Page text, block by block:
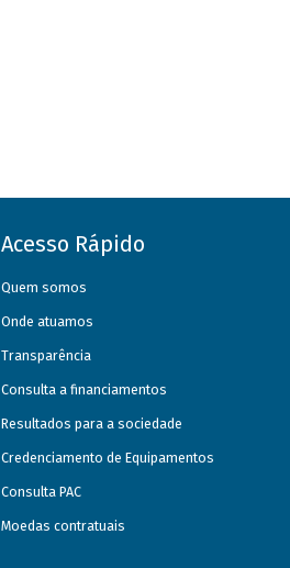
Acesso Rápido
Quem somos
Onde atuamos
Transparência
Consulta a financiamentos
Resultados para a sociedade
Credenciamento de Equipamentos
Consulta PAC
Moedas contratuais